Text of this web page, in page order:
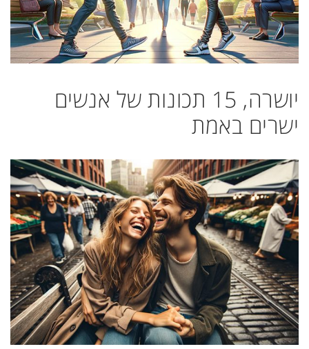
יושרה, 15 תכונות של אנשים
ישרים באמת